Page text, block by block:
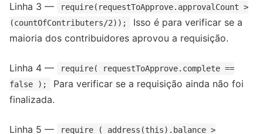
Linha 3 —
require(requestToApprove.approvalCount >
(countOfContributers/2));
Isso é para verificar se a
maioria dos contribuidores aprovou a requisição.
Linha 4 —
require( requestToApprove.complete ==
false );
Para verificar se a requisição ainda não foi
finalizada.
Linha 5 —
require ( address(this).balance >